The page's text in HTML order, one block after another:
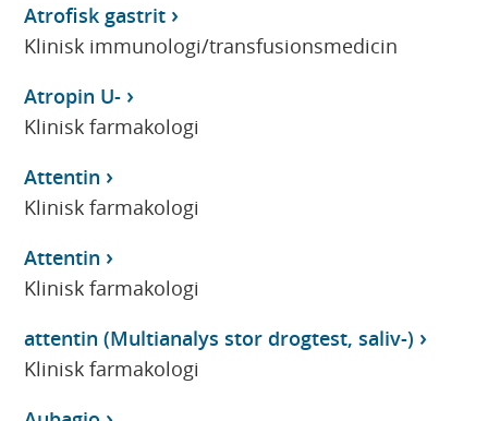
Atrofisk gastrit
Klinisk immunologi/transfusionsmedicin
Atropin U-
Klinisk farmakologi
Attentin
Klinisk farmakologi
Attentin
Klinisk farmakologi
attentin (Multianalys stor drogtest, saliv-)
Klinisk farmakologi